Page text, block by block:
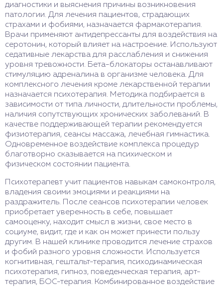
диагностики и выяснения причины возникновения
патологии. Для лечения пациентов, страдающих
страхами и фобиями, назначается фармакотерапия.
Врачи применяют антидепрессанты для воздействия на
серотонин, который влияет на настроение. Используют
седативные лекарства для расслабления и снижения
уровня тревожности. Бета-блокаторы останавливают
стимуляцию адреналина в организме человека. Для
комплексного лечения кроме лекарственной терапии
назначается психотерапия. Методика подбирается в
зависимости от типа личности, длительности проблемы,
наличия сопутствующих хронических заболеваний. В
качестве поддерживающей терапии рекомендуется
физиотерапия, сеансы массажа, лечебная гимнастика.
Одновременное воздействие комплекса процедур
благотворно сказывается на психическом и
физическом состоянии пациента.
Психотерапевт учит пациентов навыкам самоконтроля,
владения своими эмоциями и реакциями на
раздражитель. После сеансов психотерапии человек
приобретает уверенность в себе, повышает
самооценку, находит смысл в жизни, свое место в
социуме, видит, где и как он может принести пользу
другим. В нашей клинике проводится лечение страхов
и фобий разного уровня сложности. Используется
когнитивная, гештальт-терапия, психодинамическая
психотерапия, гипноз, поведенческая терапия, арт-
терапия, БОС-терапия. Комбинированное воздействие